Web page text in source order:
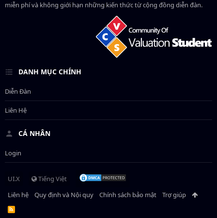
miễn phí và không giới hạn những kiến thức từ cộng đồng diễn đàn.
DANH MỤC CHÍNH
Diễn Đàn
Liên Hệ
CÁ NHÂN
Login
UI.X
Tiếng Việt
Liên hệ
Quy định và Nội quy Chính sách bảo mật Trợ giúp
R